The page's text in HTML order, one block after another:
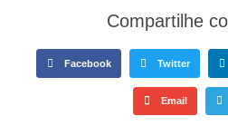
Compartilhe
Facebook Twitter
Email